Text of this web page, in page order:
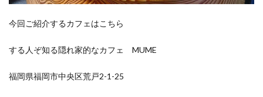
今回ご紹介するカフェはこちら
する人ぞ知る隠れ家的なカフェ MUME
福岡県福岡市中央区荒戸2-1-25